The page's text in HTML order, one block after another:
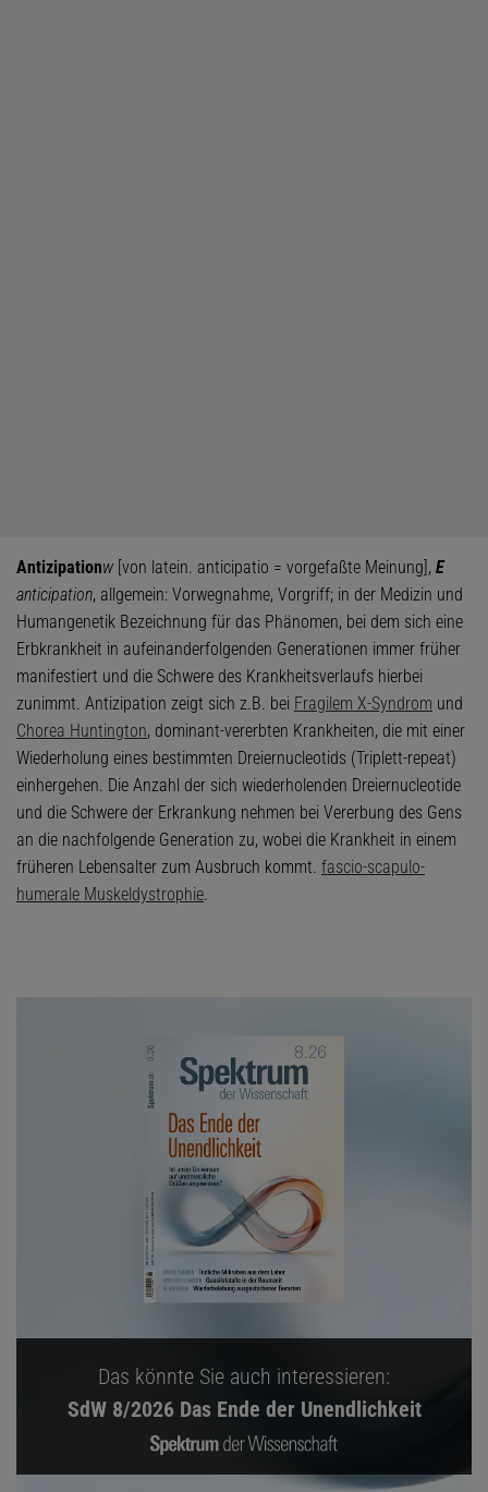
Antizipationw [von latein. anticipatio = vorgefaßte Meinung], E
anticipation, allgemein: Vorwegnahme, Vorgriff; in der Medizin und
Humangenetik Bezeichnung für das Phänomen, bei dem sich eine
Erbkrankheit in aufeinanderfolgenden Generationen immer früher
manifestiert und die Schwere des Krankheitsverlaufs hierbei
zunimmt. Antizipation zeigt sich z.B. bei Fragilem X-Syndrom und
Chorea Huntington, dominant-vererbten Krankheiten, die mit einer
Wiederholung eines bestimmten Dreiernucleotids (Triplett-repeat)
einhergehen. Die Anzahl der sich wiederholenden Dreiernucleotide
und die Schwere der Erkrankung nehmen bei Vererbung des Gens
an die nachfolgende Generation zu, wobei die Krankheit in einem
früheren Lebensalter zum Ausbruch kommt. fascio-scapulo-
humerale Muskeldystrophie.
Das könnte Sie auch interessieren:
SdW 8/2026 Das Ende der Unendlichkeit